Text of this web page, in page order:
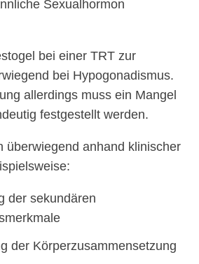
Sexualhormon
bei einer TRT zur
bei Hypogonadismus.
allerdings muss ein Mangel
festgestellt werden.
überwiegend anhand klinischer
der sekundären
der Körperzusammensetzung